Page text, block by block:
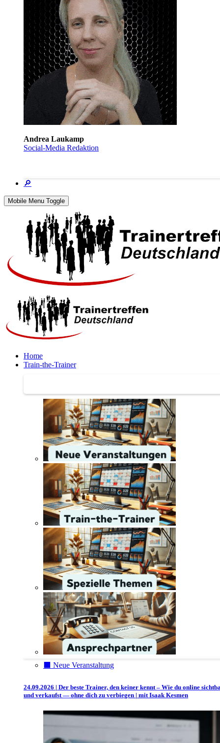
Andrea Laukamp
Social-Media Redaktion
🔎
Mobile Menu Toggle
Home
Train-the-Trainer
⬛️ Neue Veranstaltung
24.09.2026 | Der beste Trainer, den keiner kennt – Wie du online
und verkaufst — ohne dich zu verbiegen | mit Isaak Kesmen